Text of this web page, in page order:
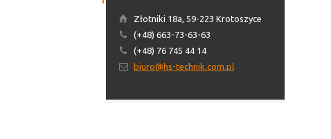
Złotniki 18a, 59-223 Krotoszyce
(+48) 663-73-63-63
(+48) 76 745 44 14
biuro@hs-technik.com.pl